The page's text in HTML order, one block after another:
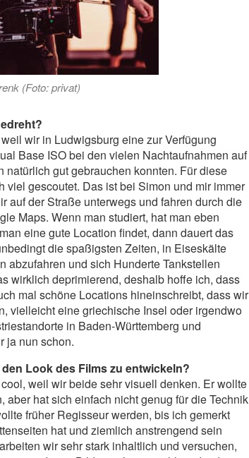
(Foto: privat)
wir in Ludwigsburg eine zur Verfügung
Base ISO bei den vielen Nachtaufnahmen auf
natürlich gut gebrauchen konnten. Für diese
viel gescoutet. Das ist bei Simon und mir immer
auf der Straße unterwegs und fahren durch die
Maps. Wenn man studiert, hat man eben
eine gute Location findet, dann dauert das
die spaßigsten Zeiten, in Eiseskälte
abzufahren und sich Hunderte Tankstellen
wirklich deprimierend, deshalb hoffe ich, dass
mal schöne Locations hineinschreibt, dass wir
vielleicht eine griechische Insel oder irgendwo
in Baden-Württemberg und
ja nun schon.
Look des Films zu entwickeln?
weil wir beide sehr visuell denken. Er wollte
aber hat sich einfach nicht genug für die Technik
früher Regisseur werden, bis ich gemerkt
hat und ziemlich anstrengend sein
wir sehr stark inhaltlich und versuchen,